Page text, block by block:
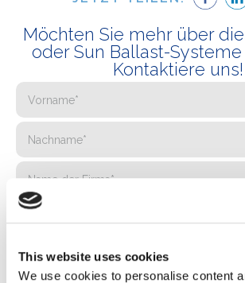
This website uses cookies
We use cookies to personalise content
Möchten Sie mehr über
oder Sun Ballast-
Kontaktiere uns!